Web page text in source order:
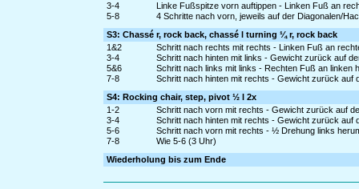
3-4
Linke Fußspitze vorn auftippen - Linken Fuß an
5-8
4 Schritte nach vorn, jeweils auf der Diagonalen/
S3: Chassé r, rock back, chassé l turning ¼ r, rock back
1&2
Schritt nach rechts mit rechts - Linken Fuß an
3-4
Schritt nach hinten mit links - Gewicht zurück auf
5&6
Schritt nach links mit links - Rechten Fuß an
7-8
Schritt nach hinten mit rechts - Gewicht zurück auf
S4: Rocking chair, step, pivot ½ l 2x
1-2
Schritt nach vorn mit rechts - Gewicht zurück auf
3-4
Schritt nach hinten mit rechts - Gewicht zurück auf
5-6
Schritt nach vorn mit rechts - ½ Drehung links
7-8
Wie 5-6 (3 Uhr)
Wiederholung bis zum Ende